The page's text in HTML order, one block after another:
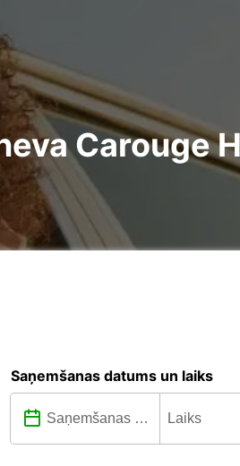
Carouge
Saņemšanas datums un laiks